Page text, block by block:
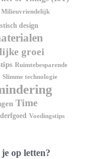
Milieuvriendelijk
design
groei
Ruimtebesparende
Slimme technologie
Time
Voedingstips
op letten?